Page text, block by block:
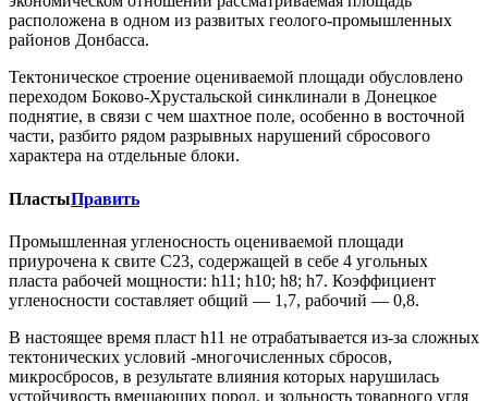
расположена в одном из развитых геолого-промышленных
районов Донбасса.
Тектоническое строение оцениваемой площади обусловлено
переходом Боково-Хрустальской синклинали в Донецкое
поднятие, в связи с чем шахтное поле, особенно в восточной
части, разбито рядом разрывных нарушений сбросового
характера на отдельные блоки.
ПластыПравить
Промышленная угленосность оцениваемой площади
приурочена к свите С23, содержащей в себе 4 угольных
пласта рабочей мощности: h11; h10; h8; h7. Коэффициент
угленосности составляет общий — 1,7, рабочий — 0,8.
В настоящее время пласт h11 не отрабатывается из-за сложных
тектонических условий -многочисленных сбросов,
микросбросов, в результате влияния которых нарушилась
устойчивость вмещающих пород, и зольность товарного угля